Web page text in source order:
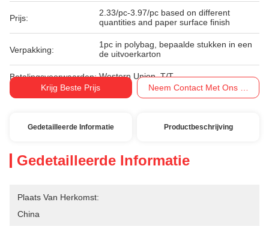
Prijs:
2.33/pc-3.97/pc based on different
quantities and paper surface finish
Verpakking:
1pc in polybag, bepaalde stukken in een
de uitvoerkarton
Betalingsvoorwaarden: Western Union, T/T
Krijg Beste Prijs
Neem Contact Met Ons Op
Gedetailleerde Informatie Productbeschrijving
Gedetailleerde Informatie
Plaats Van Herkomst:
China